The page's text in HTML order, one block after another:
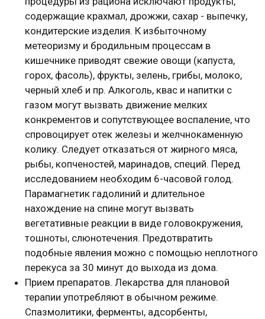
содержащие крахмал, дрожжи, сахар - выпечку,
кондитерские изделия. К избыточному
метеоризму и бродильным процессам в
кишечнике приводят свежие овощи (капуста,
горох, фасоль), фрукты, зелень, грибы, молоко,
черный хлеб и пр. Алкоголь, квас и напитки с
газом могут вызвать движение мелких
конкрементов и сопутствующее воспаление, что
спровоцирует отек железы и желчнокаменную
колику. Следует отказаться от жирного мяса,
рыбы, копченостей, маринадов, специй. Перед
исследованием необходим 6-часовой голод.
Парамагнетик гадолиний и длительное
нахождение на спине могут вызвать
вегетативные реакции в виде головокружения,
тошноты, слюнотечения. Предотвратить
подобные явления можно с помощью неплотного
перекуса за 30 минут до выхода из дома.
Прием препаратов. Лекарства для плановой
терапии употребляют в обычном режиме.
Спазмолитики, ферменты, адсорбенты,